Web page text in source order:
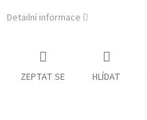
Detailní informace
ZEPTAT SE HLÍDAT